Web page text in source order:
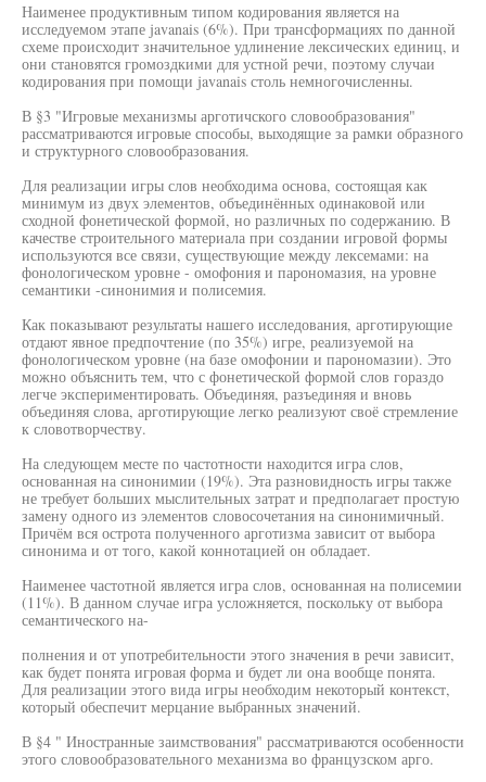
Наименее продуктивным типом кодирования является на
исследуемом этапе javanais (6%). При трансформациях по данной
схеме происходит значительное удлинение лексических единиц, и
они становятся громоздкими для устной речи, поэтому случаи
кодирования при помощи javanais столь немногочисленны.
В §3 "Игровые механизмы арготичского словообразования"
рассматриваются игровые способы, выходящие за рамки образного
и структурного словообразования.
Для реализации игры слов необходима основа, состоящая как
минимум из двух элементов, объединённых одинаковой или
сходной фонетической формой, но различных по содержанию. В
качестве строительного материала при создании игровой формы
используются все связи, существующие между лексемами: на
фонологическом уровне - омофония и парономазия, на уровне
семантики -синонимия и полисемия.
Как показывают результаты нашего исследования, арготирующие
отдают явное предпочтение (по 35%) игре, реализуемой на
фонологическом уровне (на базе омофонии и парономазии). Это
можно объяснить тем, что с фонетической формой слов гораздо
легче экспериментировать. Объединяя, разъединяя и вновь
объединяя слова, арготирующие легко реализуют своё стремление
к словотворчеству.
На следующем месте по частотности находится игра слов,
основанная на синонимии (19%). Эта разновидность игры также
не требует больших мыслительных затрат и предполагает простую
замену одного из элементов словосочетания на синонимичный.
Причём вся острота полученного арготизма зависит от выбора
синонима и от того, какой коннотацией он обладает.
Наименее частотной является игра слов, основанная на полисемии
(11%). В данном случае игра усложняется, поскольку от выбора
семантического на-
полнения и от употребительности этого значения в речи зависит,
как будет понята игровая форма и будет ли она вообще понята.
Для реализации этого вида игры необходим некоторый контекст,
который обеспечит мерцание выбранных значений.
В §4 " Иностранные заимствования" рассматриваются особенности
этого словообразовательного механизма во французском арго.